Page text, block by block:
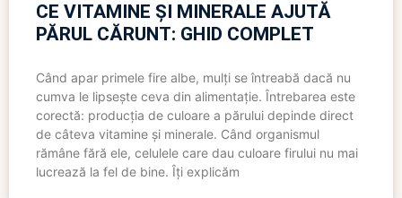
CE VITAMINE ȘI MINERALE AJUTĂ
PĂRUL CĂRUNT: GHID COMPLET
Când apar primele fire albe, mulți se întreabă dacă nu
cumva le lipsește ceva din alimentație. Întrebarea este
corectă: producția de culoare a părului depinde direct
de câteva vitamine și minerale. Când organismul
rămâne fără ele, celulele care dau culoare firului nu mai
lucrează la fel de bine. Îți explicăm